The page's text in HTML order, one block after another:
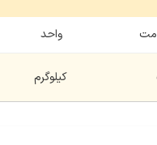
واحد
کیلوگرم